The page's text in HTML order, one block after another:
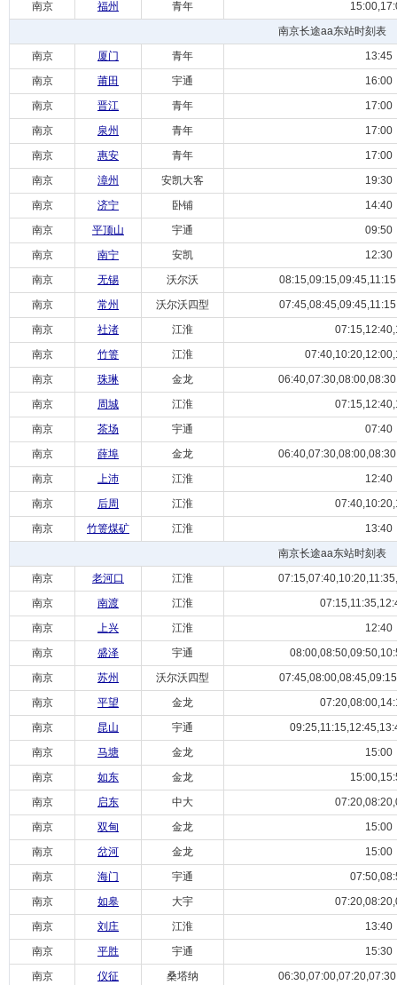
南京 福州 青年
南京长途aa东站时刻表
南京
厦门 青年
13:45
南京
莆田 宇通
16:00
南京
晋江 青年
17:00
南京
泉州 青年
17:00
南京
惠安 青年
17:00
南京
漳州 安凯大客
19:30
南京
济宁 卧铺
14:40
南京
平顶山 宇通
09:50
南京
南宁 安凯
12:30
南京
无锡 沃尔沃
南京
常州 沃尔沃四型
南京
社渚 江淮
南京
竹箦 江淮
南京
珠琳 金龙
南京
周城 江淮
南京
茶场 宇通
07:40
南京
薛埠 金龙
南京
上沛 江淮
12:40
南京
后周 江淮
南京
竹箦煤矿 江淮
13:40
南京长途aa东站时刻表
南京
老河口 江淮
南京
南渡 江淮
南京
上兴 江淮
12:40
南京
盛泽 宇通
南京
苏州 沃尔沃四型
南京
平望 金龙
南京
昆山 宇通
南京
马塘 金龙
15:00
南京
如东 金龙
南京
启东 中大
南京
双甸 金龙
15:00
南京
岔河 金龙
15:00
南京
海门 宇通
南京
如皋 大宇
南京
刘庄 江淮
13:40
南京
平胜 宇通
15:30
南京
仪征 桑塔纳